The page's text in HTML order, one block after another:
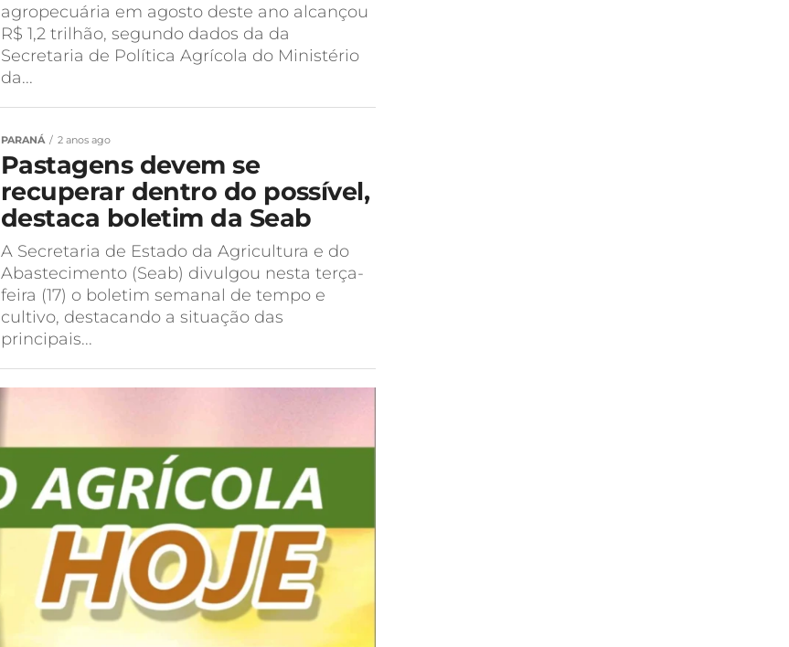
agropecuária em agosto deste ano alcançou
R$ 1,2 trilhão, segundo dados da da
Secretaria de Política Agrícola do Ministério
da...
PARANÁ 2 anos ago
Pastagens devem se
recuperar dentro do possível,
destaca boletim da Seab
A Secretaria de Estado da Agricultura e do
Abastecimento (Seab) divulgou nesta terça-
feira (17) o boletim semanal de tempo e
cultivo, destacando a situação das
principais...